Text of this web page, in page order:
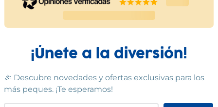
¡Únete a la diversión!
🎉 Descubre novedades y ofertas exclusivas para los
más peques. ¡Te esperamos!